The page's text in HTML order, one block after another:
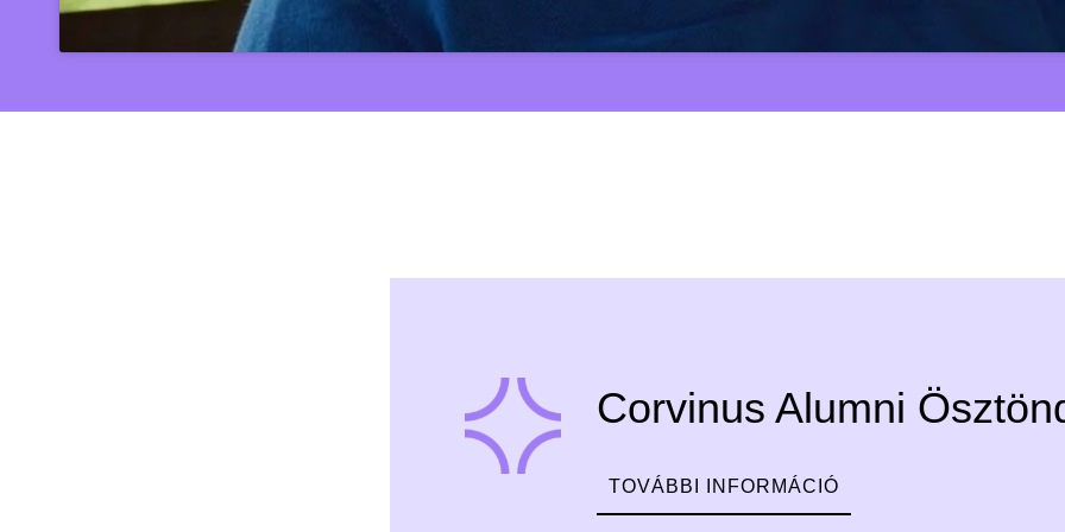
Corvinus Alumni
TOVÁBBI INFORMÁCIÓ